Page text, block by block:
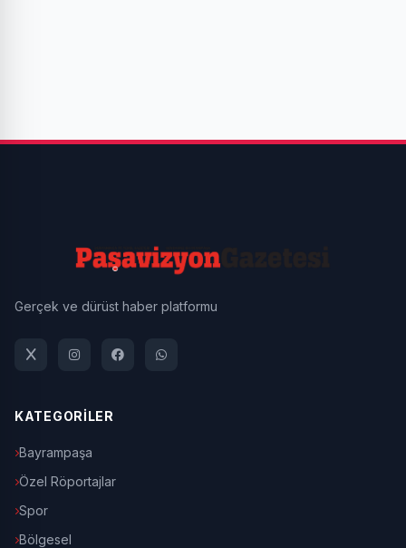
Gerçek ve dürüst haber platformu
KATEGORİLER
Bayrampaşa
Özel Röportajlar
Spor
Bölgesel